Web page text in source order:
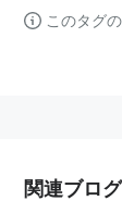
このタグ
関連ブログ